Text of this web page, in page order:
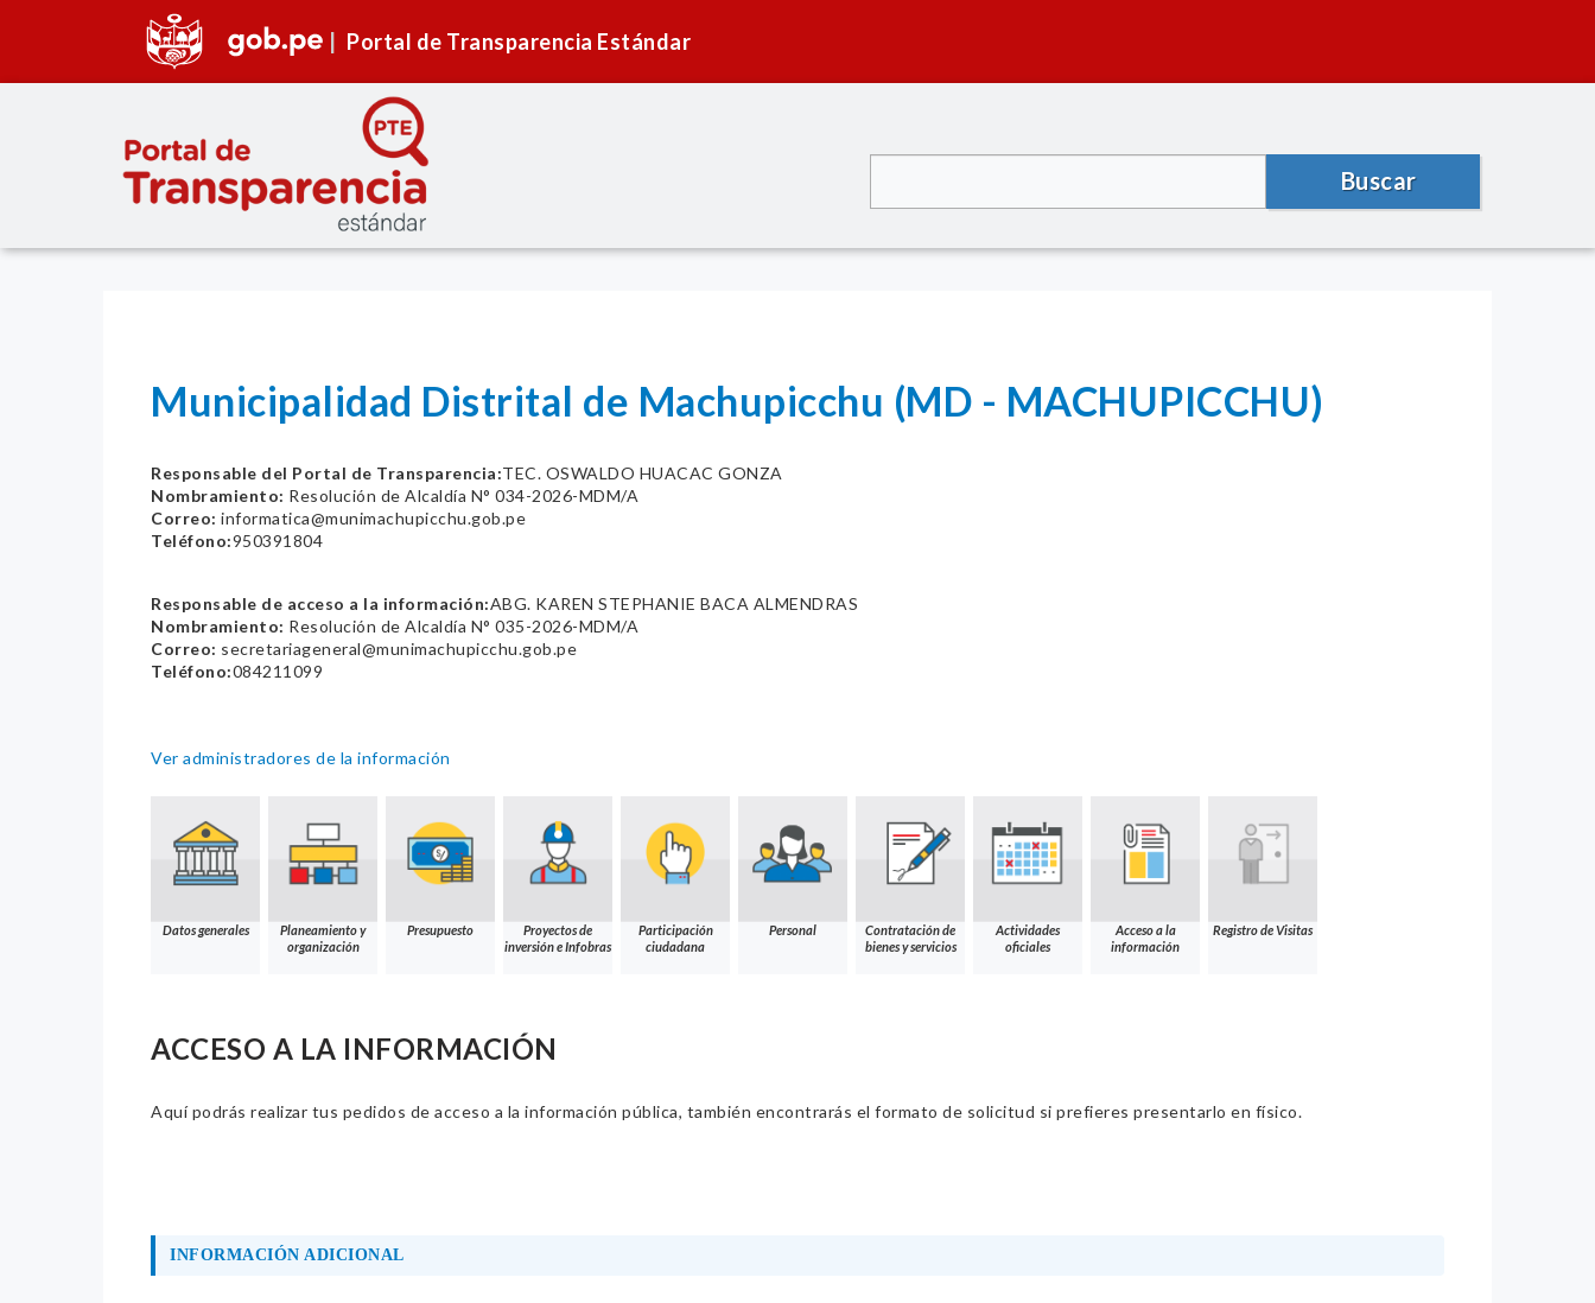
Portal de Transparencia Estándar
Buscar
Municipalidad Distrital de Machupicchu (MD - MACHUPICCHU)
Responsable del Portal de Transparencia:TEC. OSWALDO HUACAC GONZA
Nombramiento: Resolución de Alcaldía N° 034-2026-MDM/A
Correo: informatica@munimachupicchu.gob.pe
Teléfono:950391804
Responsable de acceso a la información:ABG. KAREN STEPHANIE BACA ALMENDRAS
Nombramiento: Resolución de Alcaldía N° 035-2026-MDM/A
Correo: secretariageneral@munimachupicchu.gob.pe
Teléfono:084211099
Ver administradores de la información
Datos generales
Planeamiento y
organización
Presupuesto
Proyectos de
inversión e Infobras
Participación
ciudadana
Personal
Contratación de
bienes y servicios
Actividades
oficiales
Acceso a la
información
Registro de Visitas
ACCESO A LA INFORMACIÓN
Aquí podrás realizar tus pedidos de acceso a la información pública, también encontrarás el formato de solicitud si prefieres presentarlo en físico.
INFORMACIÓN ADICIONAL